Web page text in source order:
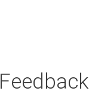
Feedback